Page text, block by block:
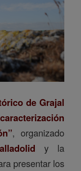
de Grajal
, organizado
y la
presentar los